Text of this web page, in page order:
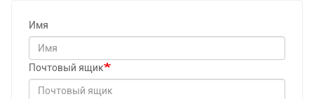
Имя
Почтовый ящик